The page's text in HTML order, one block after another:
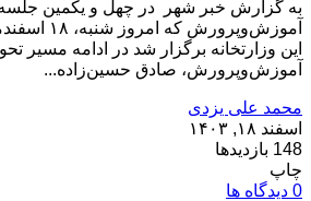
به گزارش خبر شهر در چهل و یکمین
این وزارتخانه برگزار شد در ادامه مسیر
آموزش‌وپرورش، صادق حسین‌زاده...
محمد علی یزدی
اسفند ۱۸, ۱۴۰۳
148 بازدیدها
چاپ
0 دیدگاه ها